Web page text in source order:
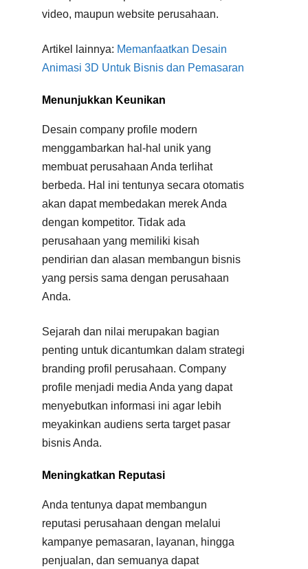
video, maupun website perusahaan.
Artikel lainnya: Memanfaatkan Desain
Animasi 3D Untuk Bisnis dan Pemasaran
Menunjukkan Keunikan
Desain company profile modern
menggambarkan hal-hal unik yang
membuat perusahaan Anda terlihat
berbeda. Hal ini tentunya secara otomatis
akan dapat membedakan merek Anda
dengan kompetitor. Tidak ada
perusahaan yang memiliki kisah
pendirian dan alasan membangun bisnis
yang persis sama dengan perusahaan
Anda.
Sejarah dan nilai merupakan bagian
penting untuk dicantumkan dalam strategi
branding profil perusahaan. Company
profile menjadi media Anda yang dapat
menyebutkan informasi ini agar lebih
meyakinkan audiens serta target pasar
bisnis Anda.
Meningkatkan Reputasi
Anda tentunya dapat membangun
reputasi perusahaan dengan melalui
kampanye pemasaran, layanan, hingga
penjualan, dan semuanya dapat